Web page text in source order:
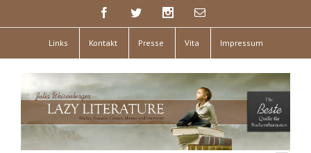
Links Kontakt Presse Vita Impressum